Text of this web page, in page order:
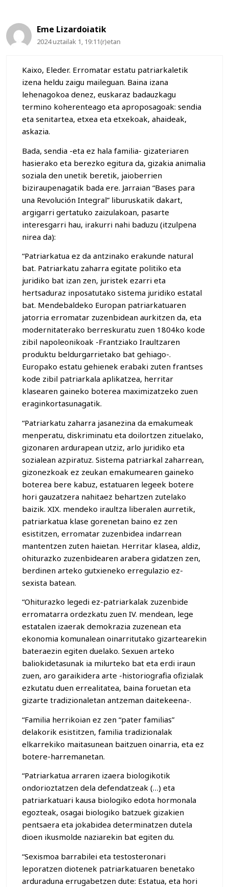
Eme Lizardoiatik
2024 uztailak 1, 19:11(r)etan
Kaixo, Eleder. Erromatar estatu patriarkaletik
izena heldu zaigu maileguan. Baina izana
lehenagokoa denez, euskaraz badauzkagu
termino koherenteago eta aproposagoak: sendia
eta senitartea, etxea eta etxekoak, ahaideak,
askazia.
Bada, sendia -eta ez hala familia- gizateriaren
hasierako eta berezko egitura da, gizakia animalia
soziala den unetik beretik, jaioberrien
biziraupenagatik bada ere. Jarraian “Bases para
una Revolución Integral” liburuskatik dakart,
argigarri gertatuko zaizulakoan, pasarte
interesgarri hau, irakurri nahi baduzu (itzulpena
nirea da):
“Patriarkatua ez da antzinako erakunde natural
bat. Patriarkatu zaharra egitate politiko eta
juridiko bat izan zen, juristek ezarri eta
hertsaduraz inposatutako sistema juridiko estatal
bat. Mendebaldeko Europan patriarkatuaren
jatorria erromatar zuzenbidean aurkitzen da, eta
modernitaterako berreskuratu zuen 1804ko kode
zibil napoleonikoak -Frantziako Iraultzaren
produktu beldurgarrietako bat gehiago-.
Europako estatu gehienek erabaki zuten frantses
kode zibil patriarkala aplikatzea, herritar
klasearen gaineko boterea maximizatzeko zuen
eraginkortasunagatik.
“Patriarkatu zaharra jasanezina da emakumeak
menperatu, diskriminatu eta doilortzen zituelako,
gizonaren ardurapean utziz, arlo juridiko eta
sozialean azpiratuz. Sistema patriarkal zaharrean,
gizonezkoak ez zeukan emakumearen gaineko
boterea bere kabuz, estatuaren legeek botere
hori gauzatzera nahitaez behartzen zutelako
baizik. XIX. mendeko iraultza liberalen aurretik,
patriarkatua klase gorenetan baino ez zen
esistitzen, erromatar zuzenbidea indarrean
mantentzen zuten haietan. Herritar klasea, aldiz,
ohiturazko zuzenbidearen arabera gidatzen zen,
berdinen arteko gutxieneko erregulazio ez-
sexista batean.
“Ohiturazko legedi ez-patriarkalak zuzenbide
erromatarra ordezkatu zuen IV. mendean, lege
estatalen izaerak demokrazia zuzenean eta
ekonomia komunalean oinarritutako gizartearekin
bateraezin egiten duelako. Sexuen arteko
baliokidetasunak ia milurteko bat eta erdi iraun
zuen, aro garaikidera arte -historiografia ofizialak
ezkutatu duen errealitatea, baina foruetan eta
gizarte tradizionaletan antzeman daitekeena-.
“Familia herrikoian ez zen “pater familias”
delakorik esistitzen, familia tradizionalak
elkarrekiko maitasunean baitzuen oinarria, eta ez
botere-harremanetan.
“Patriarkatua arraren izaera biologikotik
ondorioztatzen dela defendatzeak (…) eta
patriarkatuari kausa biologiko edota hormonala
egozteak, osagai biologiko batzuek gizakien
pentsaera eta jokabidea determinatzen dutela
dioen ikusmolde naziarekin bat egiten du.
“Sexismoa barrabilei eta testosteronari
leporatzen diotenek patriarkatuaren benetako
arduraduna errugabetzen dute: Estatua, eta hori